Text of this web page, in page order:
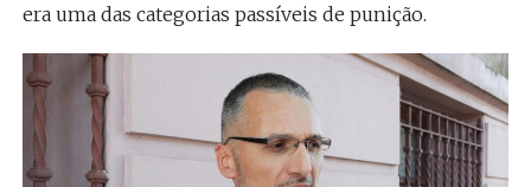
era uma das categorias passíveis de punição.